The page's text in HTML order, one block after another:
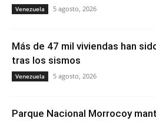
Venezuela 5 agosto, 2026
Más de 47 mil viviendas han
tras los sismos
Venezuela 5 agosto, 2026
Parque Nacional Morrocoy